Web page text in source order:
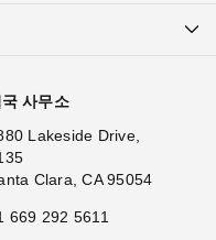
국 사무소
Lakeside Drive,
Clara, CA 95054
669 292 5611